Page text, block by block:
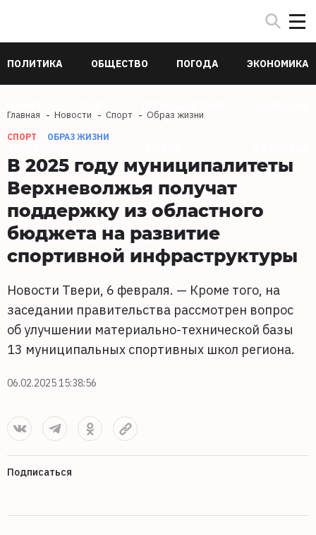
ПОЛИТИКА ОБЩЕСТВО ПОГОДА ЭКОНОМИКА
Главная Новости Спорт Образ жизни
СПОРТ ОБРАЗ ЖИЗНИ
В 2025 году муниципалитеты
Верхневолжья получат
поддержку из областного
бюджета на развитие
спортивной инфраструктуры
Новости Твери, 6 февраля. — Кроме того, на
заседании правительства рассмотрен вопрос
об улучшении материально-технической базы
13 муниципальных спортивных школ региона.
06.02.2025 15:38:56
Подписаться